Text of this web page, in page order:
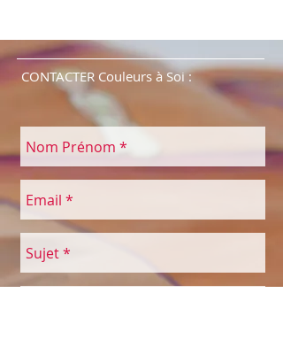
CONTACTER Couleurs à Soi :